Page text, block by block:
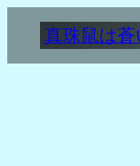
を
真珠鼠は蒼